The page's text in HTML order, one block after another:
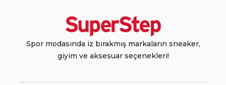
Spor modasında iz bırakmış markaların sneaker,
giyim ve aksesuar seçenekleri!